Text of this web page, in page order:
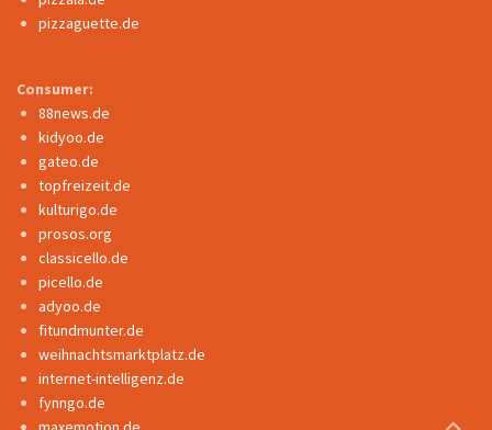
pizzaguette.de
Consumer:
88news.de
kidyoo.de
gateo.de
topfreizeit.de
kulturigo.de
prosos.org
classicello.de
picello.de
adyoo.de
fitundmunter.de
weihnachtsmarktplatz.de
internet-intelligenz.de
fynngo.de